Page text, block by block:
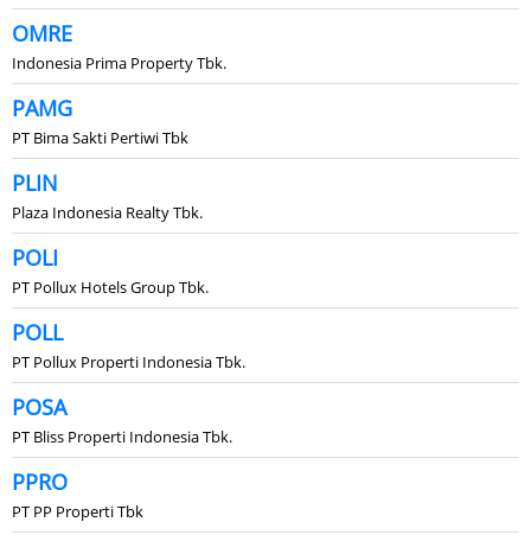
OMRE
Indonesia Prima Property Tbk.
PAMG
PT Bima Sakti Pertiwi Tbk
PLIN
Plaza Indonesia Realty Tbk.
POLI
PT Pollux Hotels Group Tbk.
POLL
PT Pollux Properti Indonesia Tbk.
POSA
PT Bliss Properti Indonesia Tbk.
PPRO
PT PP Properti Tbk